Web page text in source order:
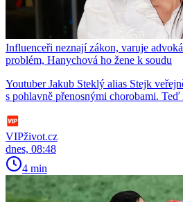
Influenceři neznají zákon, varuje
problém, Hanychová ho žene k soudu
Youtuber Jakub Steklý alias Stejk
s pohlavně přenosnými chorobami. Teď
VIPživot.cz
dnes, 08:48
4 min